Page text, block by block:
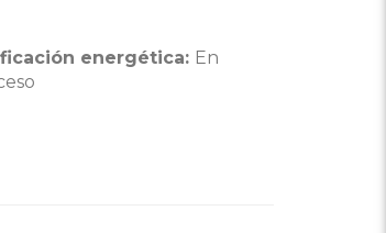
energética: En